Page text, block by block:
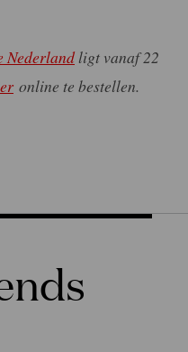
Nederlandligt vanaf 22
online te bestellen.